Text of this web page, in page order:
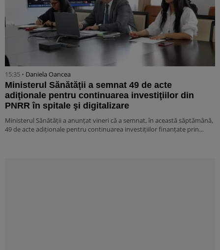
15:35 • Daniela Oancea
Ministerul Sănătăţii a semnat 49 de acte
adiţionale pentru continuarea investiţiilor din
PNRR în spitale şi digitalizare
Ministerul Sănătăţii a anunţat vineri că a semnat, în această săptămână,
49 de acte adiţionale pentru continuarea investiţiilor finanţate prin…